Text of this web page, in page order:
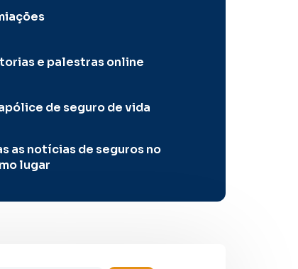
e palestras online
de seguro de vida
as notícias de seguros no
lugar